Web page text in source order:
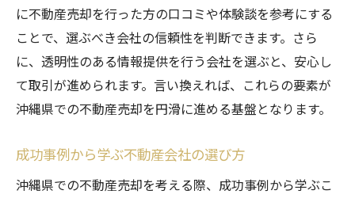
に不動産売却を行った方の口コミや体験談を参考にする
ことで、選ぶべき会社の信頼性を判断できます。さら
に、透明性のある情報提供を行う会社を選ぶと、安心し
て取引が進められます。言い換えれば、これらの要素が
沖縄県での不動産売却を円滑に進める基盤となります。
成功事例から学ぶ不動産会社の選び方
沖縄県での不動産売却を考える際、成功事例から学ぶこ